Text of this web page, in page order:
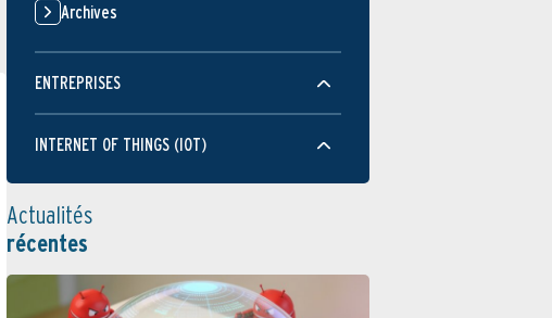
Archives
ENTREPRISES
INTERNET OF THINGS (IOT)
Actualités
récentes